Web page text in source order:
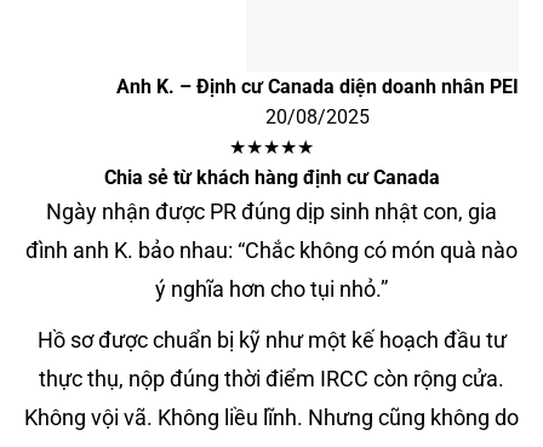
Anh K. – Định cư Canada diện doanh nhân PEI
20/08/2025
★★★★★
Chia sẻ từ khách hàng định cư Canada
Ngày nhận được PR đúng dịp sinh nhật con, gia
đình anh K. bảo nhau: “Chắc không có món quà nào
ý nghĩa hơn cho tụi nhỏ.”
Hồ sơ được chuẩn bị kỹ như một kế hoạch đầu tư
thực thụ, nộp đúng thời điểm IRCC còn rộng cửa.
Không vội vã. Không liều lĩnh. Nhưng cũng không do